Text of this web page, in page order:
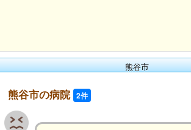
熊谷市
熊谷市の病院 2件